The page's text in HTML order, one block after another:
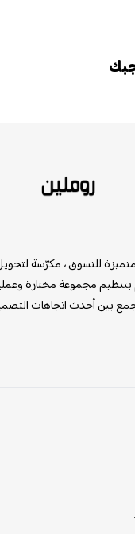
للتسوق ، مكرّسة
بتنظيم مجموعة مختارة
بين أحدث اتجاهات